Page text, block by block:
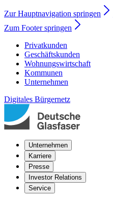
Zur Hauptnavigation springen
Zum Footer springen
Privatkunden
Geschäftskunden
Wohnungswirtschaft
Kommunen
Unternehmen
Digitales Bürgernetz
Unternehmen
Karriere
Presse
Investor Relations
Service